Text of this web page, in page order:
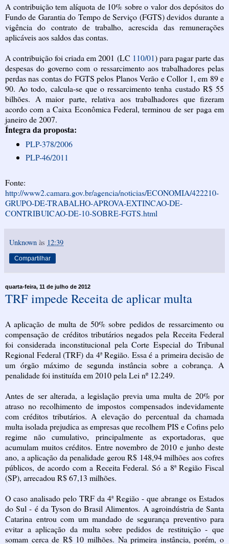
A contribuição tem alíquota de 10% sobre o valor dos depósitos do
Fundo de Garantia do Tempo de Serviço (FGTS) devidos durante a
vigência do contrato de trabalho, acrescida das remunerações
aplicáveis aos saldos das contas.
A contribuição foi criada em 2001 (LC 110/01) para pagar parte das
despesas do governo com o ressarcimento aos trabalhadores pelas
perdas nas contas do FGTS pelos Planos Verão e Collor 1, em 89 e
90. Ao todo, calcula-se que o ressarcimento tenha custado R$ 55
bilhões. A maior parte, relativa aos trabalhadores que fizeram
acordo com a Caixa Econômica Federal, terminou de ser paga em
janeiro de 2007.
Íntegra da proposta:
PLP-378/2006
PLP-46/2011
Fonte:
http://www2.camara.gov.br/agencia/noticias/ECONOMIA/422210-
GRUPO-DE-TRABALHO-APROVA-EXTINCAO-DE-
CONTRIBUICAO-DE-10-SOBRE-FGTS.html
Unknown às 12:39
Compartilhar
quarta-feira, 11 de julho de 2012
TRF impede Receita de aplicar multa
A aplicação de multa de 50% sobre pedidos de ressarcimento ou
compensação de créditos tributários negados pela Receita Federal
foi considerada inconstitucional pela Corte Especial do Tribunal
Regional Federal (TRF) da 4ª Região. Essa é a primeira decisão de
um órgão máximo de segunda instância sobre a cobrança. A
penalidade foi instituída em 2010 pela Lei nº 12.249.
Antes de ser alterada, a legislação previa uma multa de 20% por
atraso no recolhimento de impostos compensados indevidamente
com créditos tributários. A elevação do percentual da chamada
multa isolada prejudica as empresas que recolhem PIS eCofinspelo
regime não cumulativo, principalmente as exportadoras, que
acumulam muitos créditos. Entre novembro de 2010 e junho deste
ano, a aplicação da penalidade gerou R$ 148,94 milhões aos cofres
públicos, de acordo com a Receita Federal. Só a 8ª Região Fiscal
(SP), arrecadou R$ 67,13 milhões.
O caso analisado pelo TRF da 4ª Região - que abrange os Estados
do Sul - é da Tyson do Brasil Alimentos. A agroindústria de Santa
Catarina entrou com um mandado de segurança preventivo para
evitar a aplicação da multa sobre pedidos de restituição - que
somam cerca de R$ 10 milhões. Na primeira instância, porém, o